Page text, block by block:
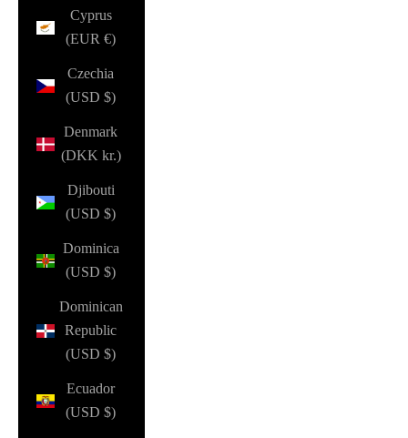
Cyprus
(EUR €)
Czechia
(USD $)
Denmark
(DKK kr.)
Djibouti
(USD $)
Dominica
(USD $)
Dominican
Republic
(USD $)
Ecuador
(USD $)